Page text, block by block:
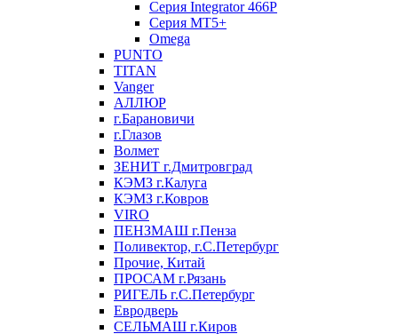
Серия Integrator 466P
Серия MT5+
Omega
PUNTO
TITAN
Vanger
АЛЛЮР
г.Барановичи
г.Глазов
Волмет
ЗЕНИТ г.Дмитровград
КЭМЗ г.Калуга
КЭМЗ г.Ковров
VIRO
ПЕНЗМАШ г.Пенза
Поливектор, г.С.Петербург
Прочие, Китай
ПРОСАМ г.Рязань
РИГЕЛЬ г.С.Петербург
Евродверь
СЕЛЬМАШ г.Киров